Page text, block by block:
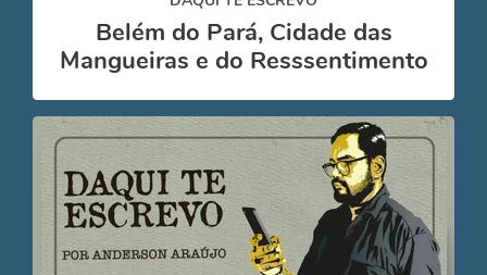
Belém do Pará, Cidade das
Mangueiras e do Resssentimento